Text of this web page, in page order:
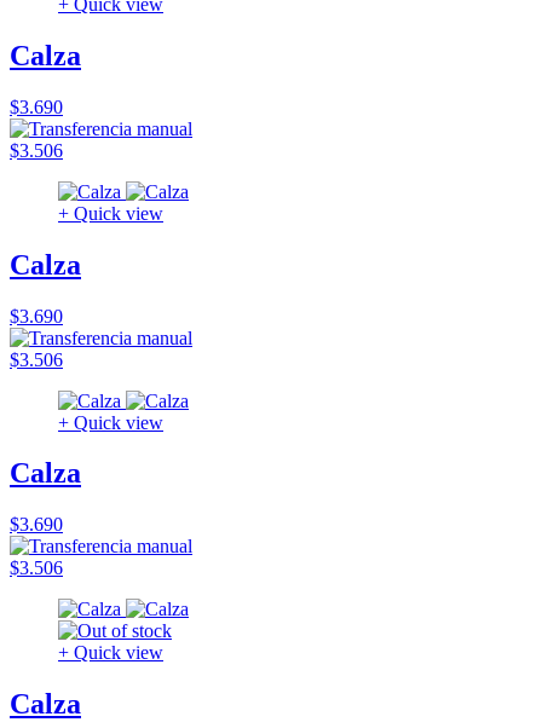
Calza
$3.690
$3.506
+ Quick view
Calza
$3.690
$3.506
+ Quick view
Calza
$3.690
$3.506
+ Quick view
Calza